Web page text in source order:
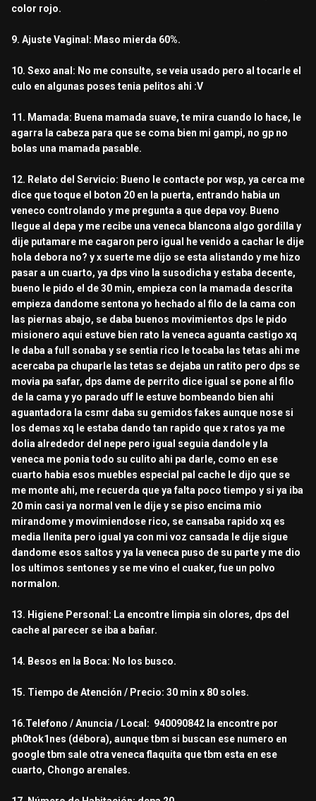
color rojo.
9. Ajuste Vaginal: Maso mierda 60%.
10. Sexo anal: No me consulte, se veia usado pero al tocarle el
culo en algunas poses tenia pelitos ahi :V
11. Mamada: Buena mamada suave, te mira cuando lo hace, le
agarra la cabeza para que se coma bien mi gampi, no gp no
bolas una mamada pasable.
12. Relato del Servicio: Bueno le contacte por wsp, ya cerca me
dice que toque el boton 20 en la puerta, entrando habia un
veneco controlando y me pregunta a que depa voy. Bueno
llegue al depa y me recibe una veneca blancona algo gordilla y
dije putamare me cagaron pero igual he venido a cachar le dije
hola debora no? y x suerte me dijo se esta alistando y me hizo
pasar a un cuarto, ya dps vino la susodicha y estaba decente,
bueno le pido el de 30 min, empieza con la mamada descrita
empieza dandome sentona yo hechado al filo de la cama con
las piernas abajo, se daba buenos movimientos dps le pido
misionero aqui estuve bien rato la veneca aguanta castigo xq
le daba a full sonaba y se sentia rico le tocaba las tetas ahi me
acercaba pa chuparle las tetas se dejaba un ratito pero dps se
movia pa safar, dps dame de perrito dice igual se pone al filo
de la cama y yo parado uff le estuve bombeando bien ahi
aguantadora la csmr daba su gemidos fakes aunque nose si
los demas xq le estaba dando tan rapido que x ratos ya me
dolia alrededor del nepe pero igual seguia dandole y la
veneca me ponia todo su culito ahi pa darle, como en ese
cuarto habia esos muebles especial pal cache le dijo que se
me monte ahi, me recuerda que ya falta poco tiempo y si ya iba
20 min casi ya normal ven le dije y se piso encima mio
mirandome y movimiendose rico, se cansaba rapido xq es
media llenita pero igual ya con mi voz cansada le dije sigue
dandome esos saltos y ya la veneca puso de su parte y me dio
los ultimos sentones y se me vino el cuaker, fue un polvo
normalon.
13. Higiene Personal: La encontre limpia sin olores, dps del
cache al parecer se iba a bañar.
14. Besos en la Boca: No los busco.
15. Tiempo de Atención / Precio: 30 min x 80 soles.
16.Telefono / Anuncia / Local: 940090842 la encontre por
ph0tok1nes (débora), aunque tbm si buscan ese numero en
google tbm sale otra veneca flaquita que tbm esta en ese
cuarto, Chongo arenales.